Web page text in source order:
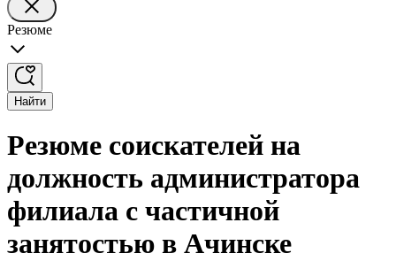
Резюме
Найти
Резюме соискателей на
должность администратора
филиала с частичной
занятостью в Ачинске